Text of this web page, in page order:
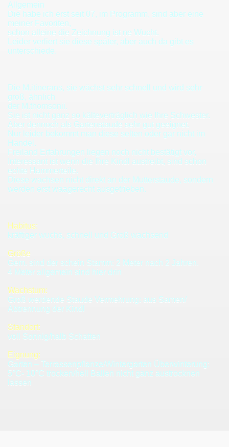
Allgemein
Die habe ich erst seit 07, im Programm, sind aber eine
meiner Favoriten,
schon alleine die Zeichnung ist ne Wucht.
Leider verliert sie diese später, aber auch da gibt es
unterschiede.
Die M.itinerans, sie wächst sehr schnell und wird sehr
groß, ähnlich
der M.thomsonii.
Sie ist nicht ganz so kälteverträglich wie Ihre Schwester.
Aber dennoch als Gartenstaude sehr gut geeignet.
Nur leider bekommt man diese selten oder gar nicht im
Handel.
Freiland Erfahrungen liegen noch nicht bestätigt vor,
Interessant ist wenn die Ihre Kindl austreibt, sind schon
echte Hammerteile.
Diese wachsen nicht direkt an der Mutterstaude, sondern
werden erst waagerecht ausgetrieben.
Habitus:
kräftiger wuchs, schnell und Groß wachsend
Größe
Gem. sind der schein Stamm: 2 Meter nach 2 Jahren.
4 Meter allgemein sind hier drin
Wachstum:
Groß werdende Staude Vermehrung: aus Samen/
Abtrennung der Kindl
Standort:
voll Sonnig/halb Schatten
Eignung:
Garten – Terrassenpflanze/Wintergarten Überwinterung:
5°C- 10°C trocken/hell Ballen nicht ganz austrocknen
lassen